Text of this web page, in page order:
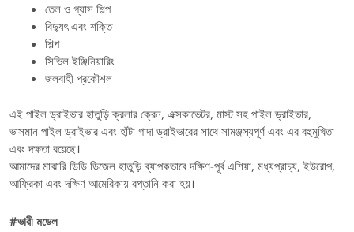
তেল ও গ্যাস শিল্প
বিদ্যুৎ এবং শক্তি
শিল্প
সিভিল ইঞ্জিনিয়ারিং
জলবাহী প্রকৌশল
এই পাইল ড্রাইভার হাতুড়ি ক্রলার ক্রেন, এক্সকাভেটর, মাস্ট সহ পাইল ড্রাইভার,
ভাসমান পাইল ড্রাইভার এবং হাঁটা গাদা ড্রাইভারের সাথে সামঞ্জস্যপূর্ণ এবং এর বহুমুখিতা
এবং দক্ষতা রয়েছে।
আমাদের মাঝারি ডিডি ডিজেল হাতুড়ি ব্যাপকভাবে দক্ষিণ-পূর্ব এশিয়া, মধ্যপ্রাচ্য, ইউরোপ,
আফ্রিকা এবং দক্ষিণ আমেরিকায় রপ্তানি করা হয়।
#ভারী মডেল